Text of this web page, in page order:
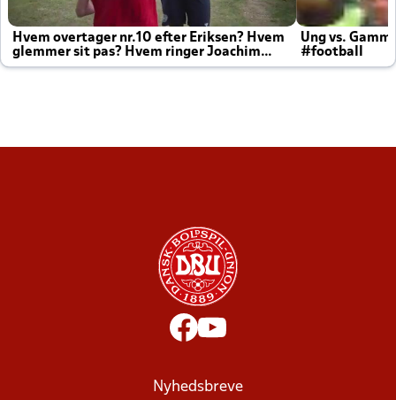
Hvem overtager nr.10 efter Eriksen? Hvem
glemmer sit pas? Hvem ringer Joachim
altid til efter kampe?
Ung vs.
#football
Nyhedsbreve